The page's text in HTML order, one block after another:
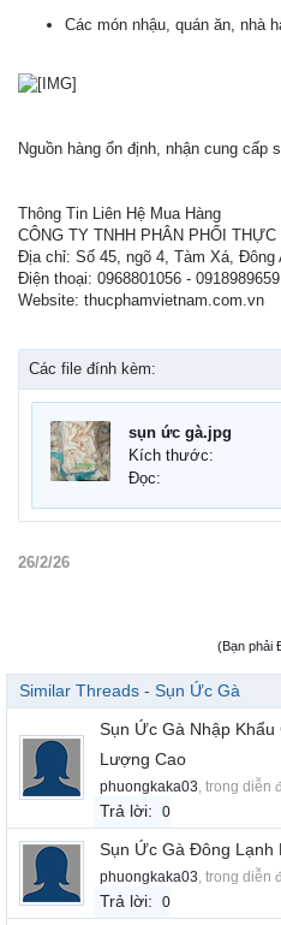
Các món nhậu, quán ăn, nhà
Nguồn hàng ổn định, nhận cung cấp
Thông Tin Liên Hệ Mua Hàng
CÔNG TY TNHH PHÂN PHỐI
Địa chỉ: Số 45, ngõ 4, Tàm Xá, Đông
Điện thoại: 0968801056 - 0918989659
Website: thucphamvietnam.com.vn
Các file đính kèm:
sụn ức gà.jpg
Kích thước:
Đọc:
26/2/26
(Bạn phải
Similar Threads - Sụn Ức Gà
Sụn Ức Gà Nhập Khẩu
Lượng Cao
phuongkaka03, trong diễn
Trả lời: 0
Sụn Ức Gà Đông Lạnh
phuongkaka03, trong diễn
Trả lời: 0